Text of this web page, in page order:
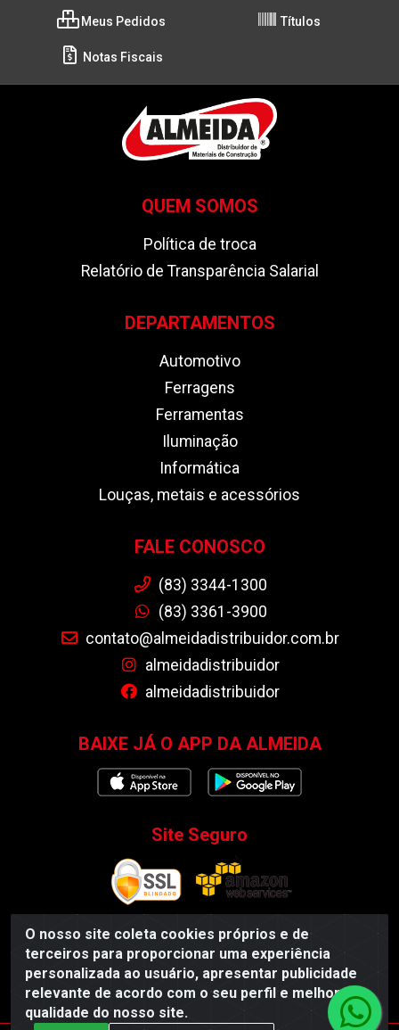
O nosso site coleta cookies próprios e de
terceiros para proporcionar uma experiência
personalizada ao usuário, apresentar publicidade
relevante de acordo com o seu perfil e melhorar a
qualidade do nosso site.
Meus Pedidos Títulos
Notas Fiscais
QUEM SOMOS
Política de troca
Relatório de Transparência Salarial
DEPARTAMENTOS
Automotivo
Ferragens
Ferramentas
Iluminação
Informática
Louças, metais e acessórios
FALE CONOSCO
(83) 3344-1300
(83) 3361-3900
contato@almeidadistribuidor.com.br
almeidadistribuidor
almeidadistribuidor
BAIXE JÁ O APP DA ALMEIDA
Site Seguro
Almeida Distribuidor - Rodovia BR 104, S/N, Centro -
Esperança/PB - CEP 58135-000 - CNPJ 35.419.548/0001-55